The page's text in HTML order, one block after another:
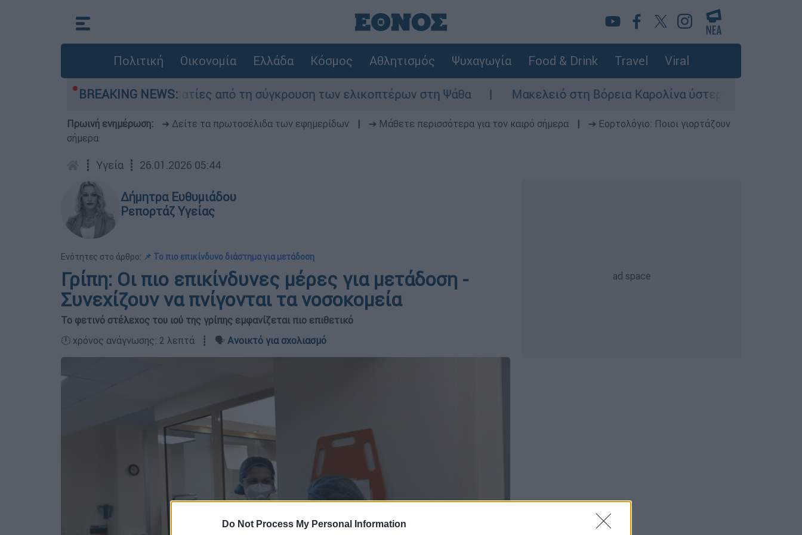
Do Not Process My Personal Information
Πολιτική Οικονομία Ελλάδα Κόσμος Αθλητισμός Ψυχαγωγία Food & Drink Travel Viral
BREAKING NEWS:
κατέθεσαν οι δύο τραυματίες από τη σύγκρουση των ελικοπτέρων στη Ψάθα Μακελειό στη Βόρεια Καρολίνα ύστερα από
Πρωινή ενημέρωση: ➔ Δείτε τα πρωτοσέλιδα των εφημερίδων ➔ Μάθετε περισσότερα για τον καιρό σήμερα
➔ Εορτολόγιο: Ποιοι γιορτάζουν
σήμερα
┋ Υγεία ┋ 26.01.2026 05:44
Δήμητρα Ευθυμιάδου
Ρεπορτάζ Υγείας
Ενότητες στο άρθρο: 📌 Το πιο επικίνδυνο διάστημα για μετάδοση
Γρίπη: Οι πιο επικίνδυνες μέρες για μετάδοση -
Συνεχίζουν να πνίγονται τα νοσοκομεία
Το φετινό στέλεχος του ιού της γρίπης εμφανίζεται πιο επιθετικό
🕛 χρόνος ανάγνωσης: 2 λεπτά ┋ 🗣️ Ανοικτό για σχολιασμό